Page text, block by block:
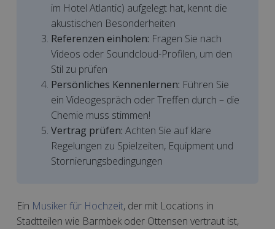
im Hotel Atlantic) aufgelegt hat, kennt die
akustischen Besonderheiten
Referenzen einholen: Fragen Sie nach
Videos oder Soundcloud-Profilen, um den
Stil zu prüfen
Persönliches Kennenlernen: Führen Sie
ein Videogespräch oder Treffen durch – die
Chemie muss stimmen!
Vertrag prüfen: Achten Sie auf klare
Regelungen zu Spielzeiten, Equipment und
Stornierungsbedingungen
Ein Musiker für Hochzeit, der mit Locations in
Stadtteilen wie Barmbek oder Ottensen vertraut ist,